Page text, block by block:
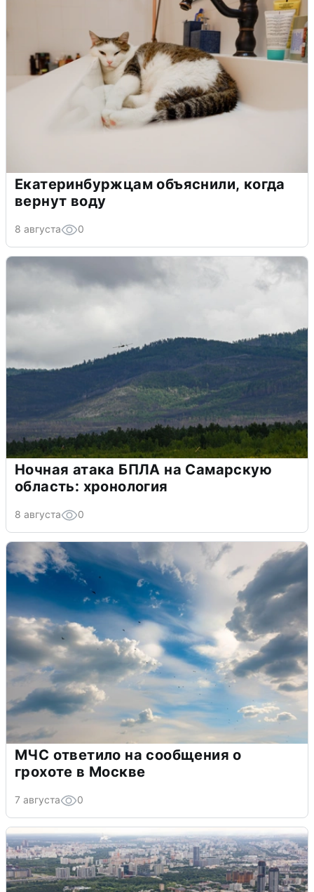
Екатеринбуржцам объяснили, когда
вернут воду
8 августа 0
Ночная атака БПЛА на Самарскую
область: хронология
8 августа 0
МЧС ответило на сообщения о
грохоте в Москве
7 августа 0